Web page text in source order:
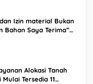
Izin material Bukan
Bahan Saya Terima”
Alokasi Tanah
Tersedia 11